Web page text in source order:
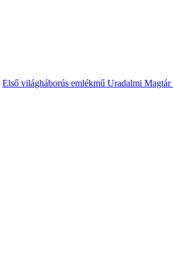
Első világháborús emlékmű Uradalmi Magtár